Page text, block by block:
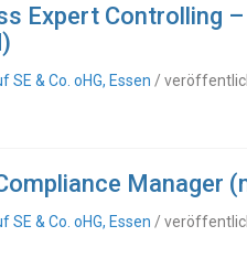
Expert Controlling
SE & Co. oHG, Essen /
Manager
SE & Co. oHG, Essen /